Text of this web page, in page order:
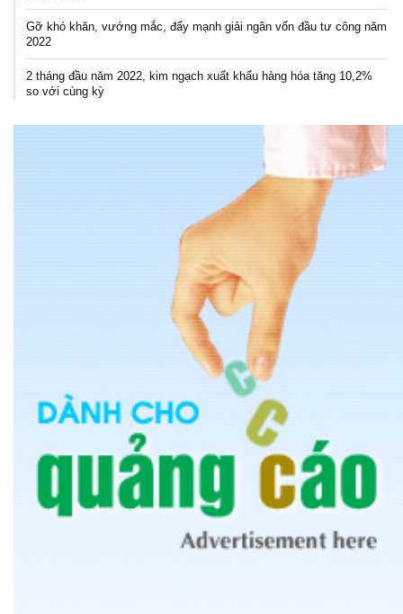
Gỡ khó khăn, vướng mắc, đẩy mạnh giải ngân vốn đầu tư công năm
2022
2 tháng đầu năm 2022, kim ngạch xuất khẩu hàng hóa tăng 10,2%
so với cùng kỳ